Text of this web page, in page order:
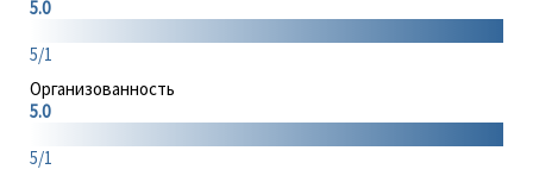
5.0
5/1
Организованность
5.0
5/1